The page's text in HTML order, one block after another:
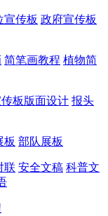
宣传板 政府宣传板
简笔画教程 植物简
板版面设计 报头
板 部队展板
联 安全文稿 科普文